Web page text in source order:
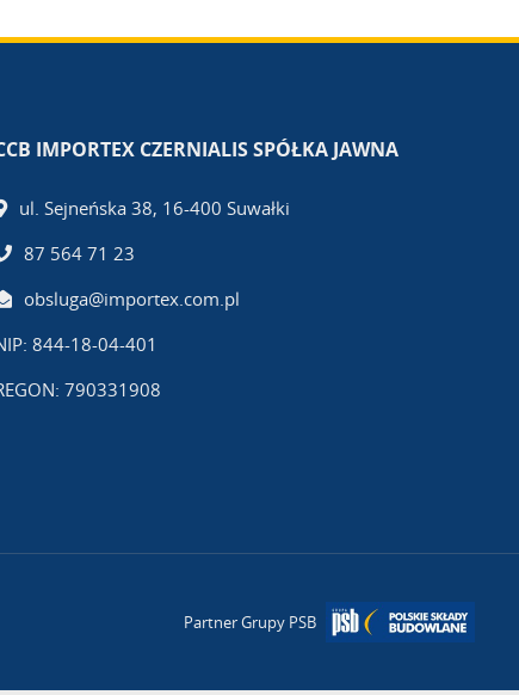
IMPORTEX CZERNIALIS SPÓŁKA JAWNA
ul. Sejneńska 38, 16-400 Suwałki
87 564 71 23
obsluga@importex.com.pl
844-18-04-401
790331908
Partner Grupy PSB